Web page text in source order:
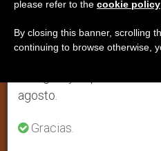
LRA: «¡Liberad a
seminaristas!»
Permanecen
las filas rebeldes
se generan menos
agosto.
Gracias.
please refer to the cookie policy
By closing this banner, scrolling
continuing to browse otherwise,